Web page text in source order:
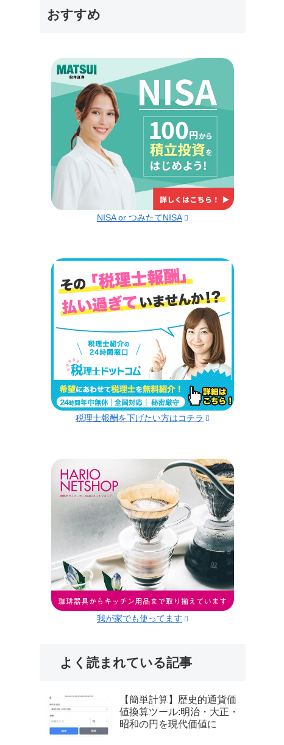
おすすめ
NISA or つみたてNISA
税理士報酬を下げたい方はコチラ
我が家でも使ってます
よく読まれている記事
【簡単計算】歴史的通貨価
値換算ツール:明治・大正・
昭和の円を現代価値に